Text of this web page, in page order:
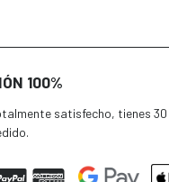
100%
satisfecho, tienes